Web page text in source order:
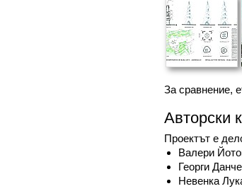
За сравнение,
Авторски
Проектът е
Валери
Георги
Невенка